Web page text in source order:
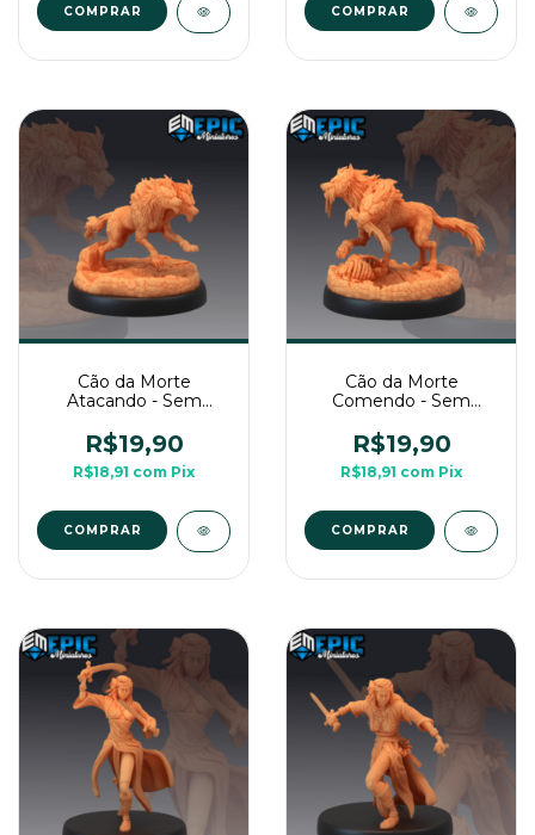
COMPRAR COMPRAR
Cão da Morte
Atacando - Sem
Média Para RPG de
Mesa
R$19,90
R$18,91 com Pix
COMPRAR
Cão da Morte
Comendo - Sem
Média Para RPG de
Mesa
R$19,90
R$18,91 com Pix
COMPRAR